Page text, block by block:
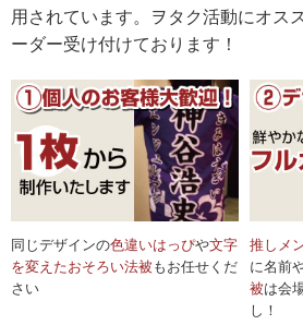
用されています。ヲタク活動にオス
ーダー受け付けております！
同じデザインの色違いはっぴや文字
を変えたおそろい法被 もお任せくだ
さい
推しメ
に名前
被は会
し！